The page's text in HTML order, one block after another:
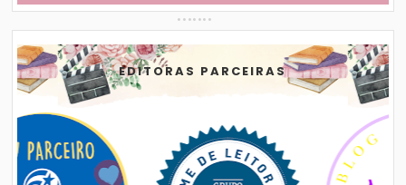
EDITORAS PARCEIRAS